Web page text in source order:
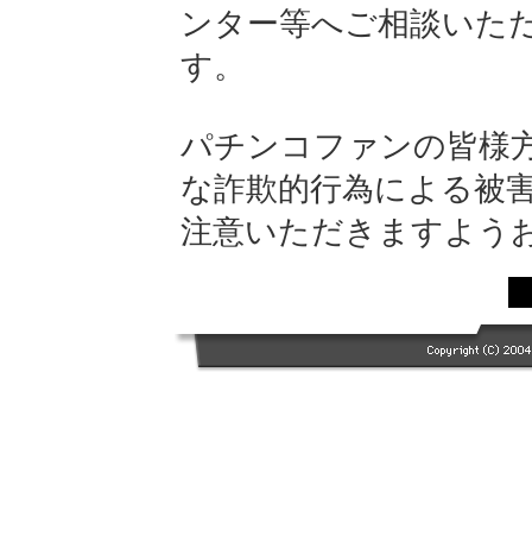
ンター等へご相談いた
す。
パチンコファンの皆様
な詐欺的行為による被
注意いただきますよう